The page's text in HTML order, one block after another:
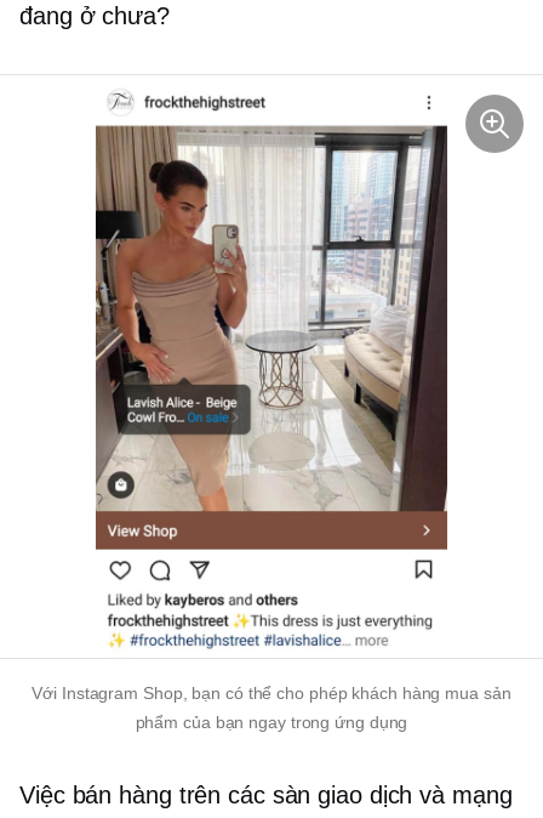
đang ở chưa?
Với Instagram Shop, bạn có thể cho phép khách hàng mua sản
phẩm của bạn ngay trong ứng dụng
Việc bán hàng trên các sàn giao dịch và mạng